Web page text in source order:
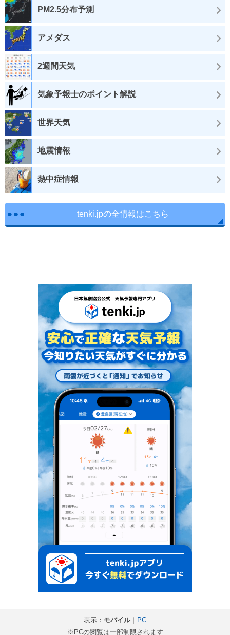
PM2.5分布予測
アメダス
2週間天気
気象予報士のポイント解説
世界天気
地震情報
熱中症情報
tenki.jpの全情報はこちら
表示： モバイル｜
PC
※PCの閲覧は一部制限されます